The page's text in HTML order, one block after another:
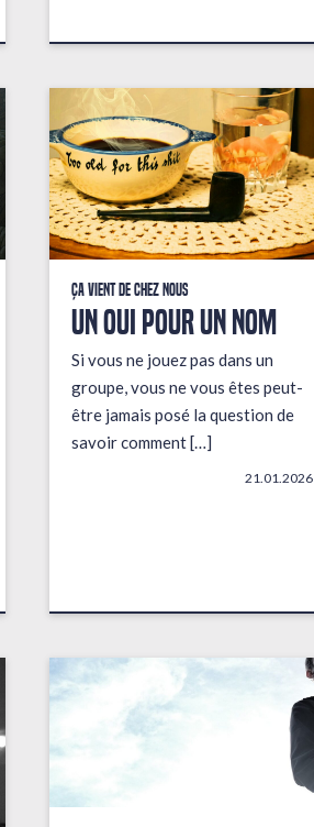
Ça vient de chez nous
UN OUI POUR UN NOM
Si vous ne jouez pas dans un
groupe, vous ne vous êtes peut-
être jamais posé la question de
savoir comment […]
21.01.2026